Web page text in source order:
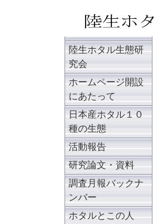
陸生ホタル生態研
究会
ホームページ開設
にあたって
日本産ホタル１０
種の生態
活動報告
研究論文・資料
調査月報バックナ
ンバー
ホタルとこの人